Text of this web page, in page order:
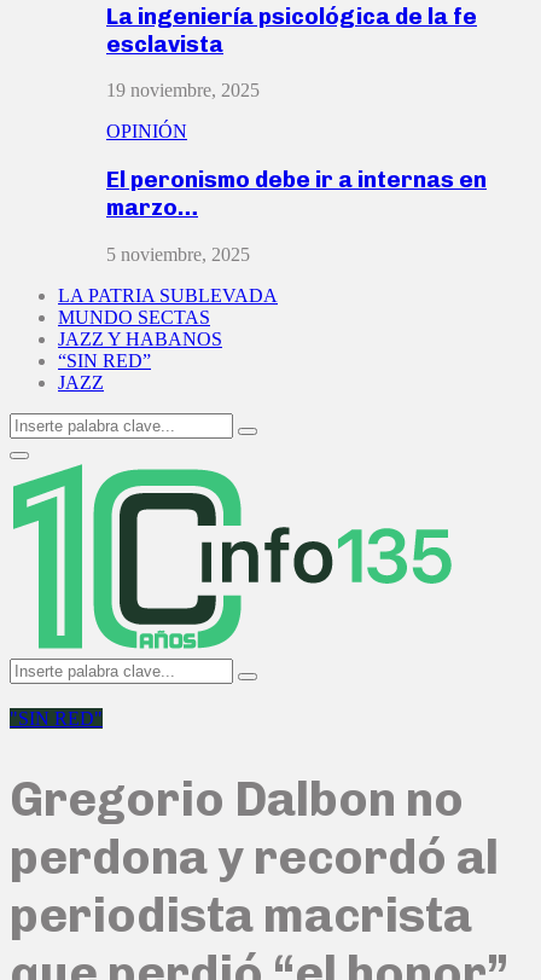
La ingeniería psicológica de la fe
esclavista
19 noviembre, 2025
OPINIÓN
El peronismo debe ir a internas en
marzo…
5 noviembre, 2025
LA PATRIA SUBLEVADA
MUNDO SECTAS
JAZZ Y HABANOS
“SIN RED”
JAZZ
Search
for:
Search
Primary
Menu
Search
for:
Search
"SIN RED"
Gregorio Dalbon no
perdona y recordó al
periodista macrista